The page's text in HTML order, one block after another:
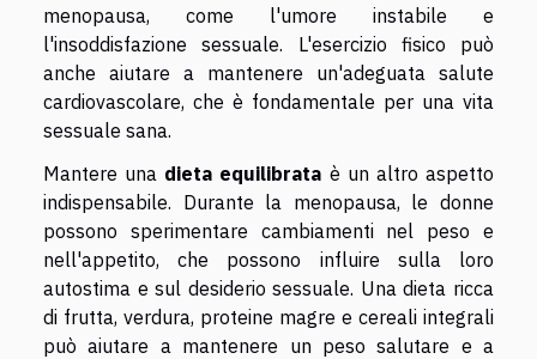
menopausa, come l'umore instabile e
l'insoddisfazione sessuale. L'esercizio fisico può
anche aiutare a mantenere un'adeguata salute
cardiovascolare, che è fondamentale per una vita
sessuale sana.
Mantere una dieta equilibrata è un altro aspetto
indispensabile. Durante la menopausa, le donne
possono sperimentare cambiamenti nel peso e
nell'appetito, che possono influire sulla loro
autostima e sul desiderio sessuale. Una dieta ricca
di frutta, verdura, proteine magre e cereali integrali
può aiutare a mantenere un peso salutare e a